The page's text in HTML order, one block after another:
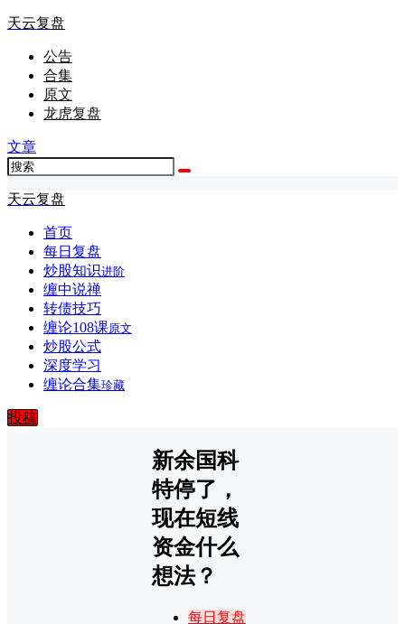
天云复盘
公告
合集
原文
龙虎复盘
文章
天云复盘
首页
每日复盘
炒股知识进阶
缠中说禅
转债技巧
缠论108课原文
炒股公式
深度学习
缠论合集珍藏
投稿
新余国科
特停了，
现在短线
资金什么
想法？
每日复盘